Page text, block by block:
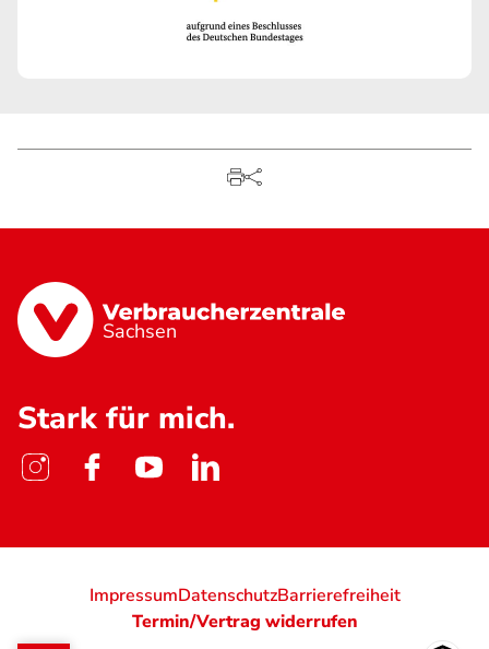
Sachsen
Stark für mich.
ImpressumDatenschutzBarrierefreiheit
Termin/Vertrag widerrufen